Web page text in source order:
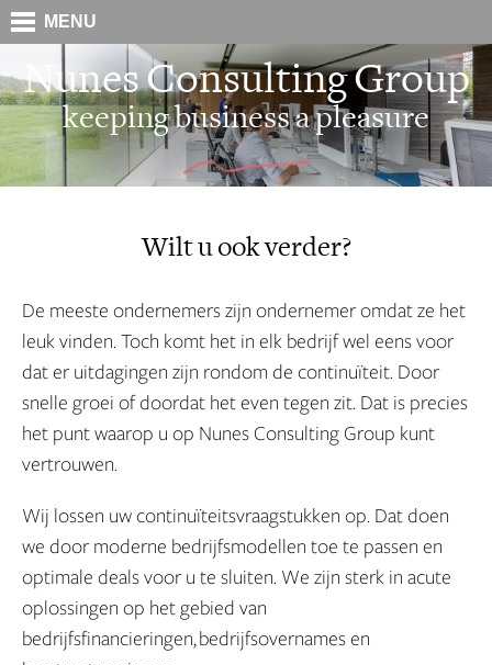
MENU
Nunes Consulting Group
keeping business a pleasure
Wilt u ook verder?
De meeste ondernemers zijn ondernemer omdat ze het
leuk vinden. Toch komt het in elk bedrijf wel eens voor
dat er uitdagingen zijn rondom de continuïteit. Door
snelle groei of doordat het even tegen zit. Dat is precies
het punt waarop u op Nunes Consulting Group kunt
vertrouwen.
Wij lossen uw continuïteitsvraagstukken op. Dat doen
we door moderne bedrijfsmodellen toe te passen en
optimale deals voor u te sluiten. We zijn sterk in acute
oplossingen op het gebied van
bedrijfsfinancieringen, bedrijfsovernames en